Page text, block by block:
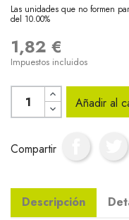
Las unidades que no formen
del 10.00%
1,82 €
Impuestos incluidos
Añadir al
Compartir
Descripción